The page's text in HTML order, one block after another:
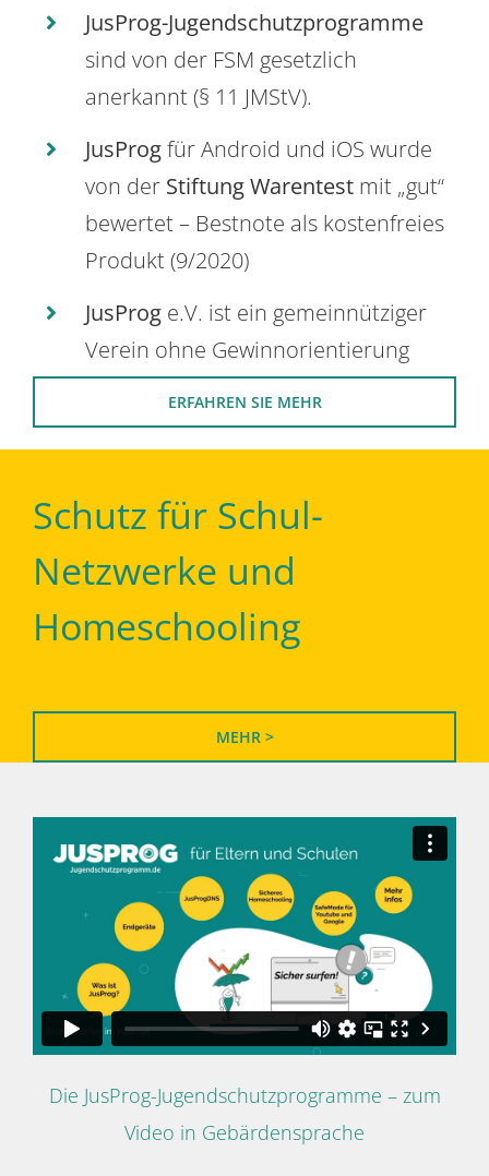
JusProg-Jugendschutzprogramme
sind von der FSM gesetzlich
anerkannt (§ 11 JMStV).
JusProgfür Android und iOS wurde
von der Stiftung Warentest mit „gut“
bewertet – Bestnote als kostenfreies
Produkt (9/2020)
JusProg e.V. ist ein gemeinnütziger
Verein ohne Gewinnorientierung
ERFAHREN SIE MEHR
Schutz für Schul-
Netzwerke und
Homeschooling
MEHR >
Die JusProg-Jugendschutzprogramme – zum
Video in Gebärdensprache